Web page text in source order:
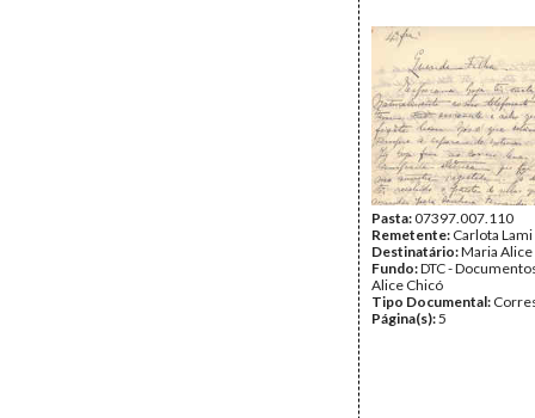
Pasta:07397.007.110
Remetente: Carlota Lami
Destinatário:Maria Alice
Fundo:DTC -
Alice Chicó
Tipo Documental:
Página(s):5